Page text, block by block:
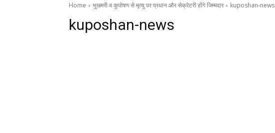
Home भुखमरी व कुपोषण से मृत्यु पर प्रधान और सेक्रेटरी होंगे जिम्मदार kuposhan-news
kuposhan-news